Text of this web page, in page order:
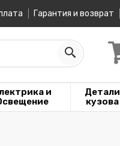
Гарантия и возврат
и
Детали
кузова